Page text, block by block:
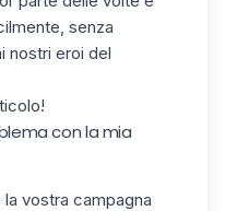
senza
nostri eroi del
con la mia
vostra campagna